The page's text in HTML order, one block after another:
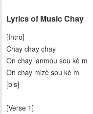
Lyrics of Music Chay
[Intro]
Chay chay chay
On chay lanmou sou kè m
On chay mizè sou kè m
[bis]
[Verse 1]